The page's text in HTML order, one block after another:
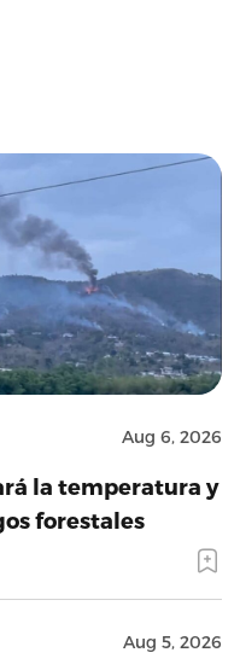
Aug 6, 2026
la temperatura y
forestales
Aug 5, 2026